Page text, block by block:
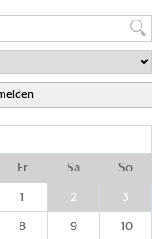
Fr Sa So
1 2 3
8 9 10